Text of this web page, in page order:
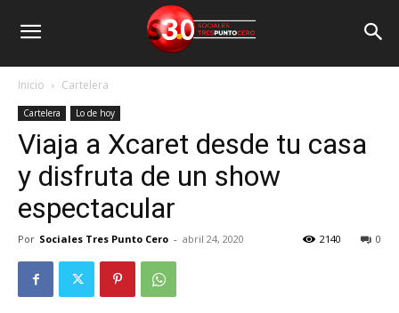
Inicio Cartelera
Cartelera Lo de hoy
Viaja a Xcaret desde tu casa
y disfruta de un show
espectacular
Por Sociales Tres Punto Cero - abril 24, 2020 0
2140